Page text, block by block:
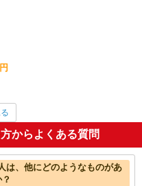
ター1,850円
からよくある質問
は、他にどのようなものがあ